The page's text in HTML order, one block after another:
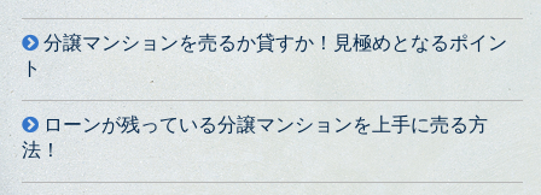
分譲マンションを売るか貸すか！見極めとなるポイン
ト
ローンが残っている分譲マンションを上手に売る方
法！